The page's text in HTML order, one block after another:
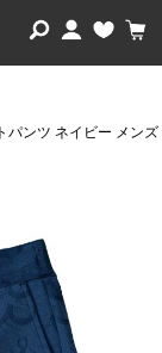
パンツ ネイビー メンズ